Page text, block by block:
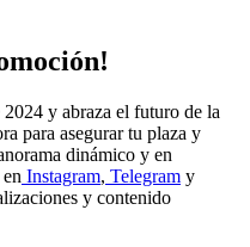
y abraza el futuro de la
para asegurar tu plaza y
dinámico y en
Instagram, Telegram y
y contenido